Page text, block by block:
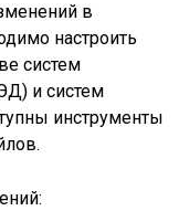
в
настроить
систем
и систем
инструменты